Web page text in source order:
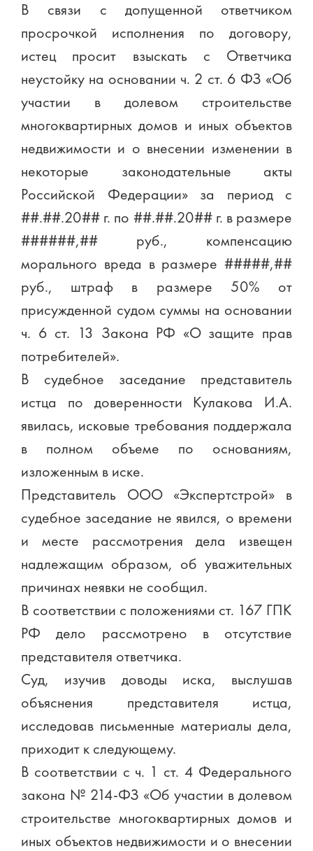
В связи с допущенной ответчиком
просрочкой исполнения по договору,
истец просит взыскать с Ответчика
неустойку на основании ч. 2 ст. 6 ФЗ «Об
участии в долевом строительстве
многоквартирных домов и иных объектов
недвижимости и о внесении изменении в
некоторые законодательные акты
Российской Федерации» за период с
##.##.20## г. по ##.##.20## г. в размере
######,## руб., компенсацию
морального вреда в размере #####,##
руб., штраф в размере 50% от
присужденной судом суммы на основании
ч. 6 ст. 13 Закона РФ «О защите прав
потребителей».
В судебное заседание представитель
истца по доверенности Кулакова И.А.
явилась, исковые требования поддержала
в полном объеме по основаниям,
изложенным в иске.
Представитель ООО «Экспертстрой» в
судебное заседание не явился, о времени
и месте рассмотрения дела извещен
надлежащим образом, об уважительных
причинах неявки не сообщил.
В соответствии с положениями ст. 167 ГПК
РФ дело рассмотрено в отсутствие
представителя ответчика.
Суд, изучив доводы иска, выслушав
объяснения представителя истца,
исследовав письменные материалы дела,
приходит к следующему.
В соответствии с ч. 1 ст. 4 Федерального
закона № 214-ФЗ «Об участии в долевом
строительстве многоквартирных домов и
иных объектов недвижимости и о внесении